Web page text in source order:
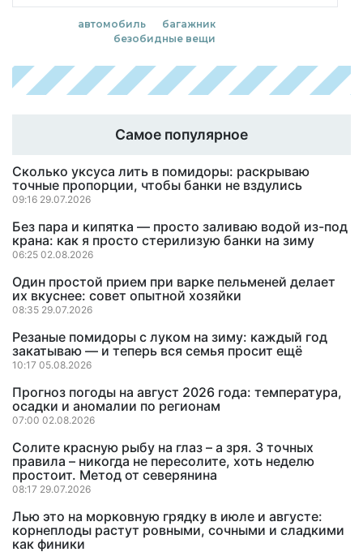
автомобиль
багажник
безобидные вещи
Самое популярное
Сколько уксуса лить в помидоры: раскрываю
точные пропорции, чтобы банки не вздулись
09:16 29.07.2026
Без пара и кипятка — просто заливаю водой из-под
крана: как я просто стерилизую банки на зиму
06:25 02.08.2026
Один простой прием при варке пельменей делает
их вкуснее: совет опытной хозяйки
08:35 29.07.2026
Резаные помидоры с луком на зиму: каждый год
закатываю — и теперь вся семья просит ещё
10:17 05.08.2026
Прогноз погоды на август 2026 года: температура,
осадки и аномалии по регионам
07:00 02.08.2026
Солите красную рыбу на глаз – а зря. 3 точных
правила – никогда не пересолите, хоть неделю
простоит. Метод от северянина
08:17 29.07.2026
Лью это на морковную грядку в июле и августе:
корнеплоды растут ровными, сочными и сладкими
как финики